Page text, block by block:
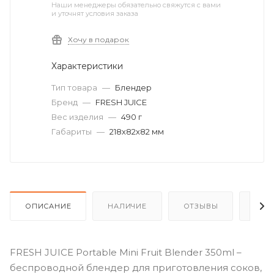
Наши менеджеры обязательно свяжутся с вами
и уточнят условия заказа
Хочу в подарок
Характеристики
Тип товара — Блендер
Бренд — FRESH JUICE
Вес изделия — 490 г
Габариты — 218х82х82 мм
ОПИСАНИЕ НАЛИЧИЕ ОТЗЫВЫ
FRESH JUICE Portable Mini Fruit Blender 350ml –
беспроводной блендер для приготовления соков,